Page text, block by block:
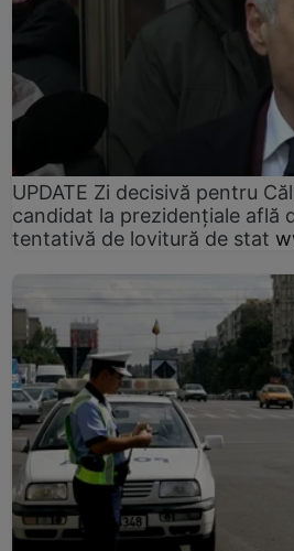
UPDATE Zi decisivă pentru
candidat la prezidențiale află
tentativă de lovitură de stat